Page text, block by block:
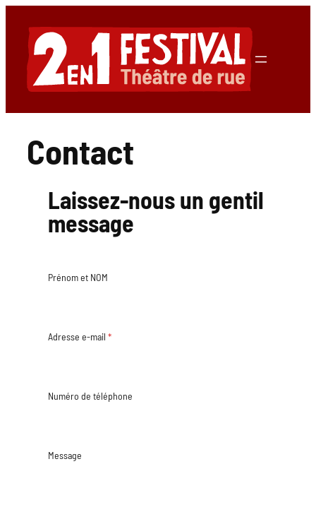
contenu
Contact
Laissez-nous un gentil
message
Prénom et NOM
Adresse e-mail *
Numéro de téléphone
Message